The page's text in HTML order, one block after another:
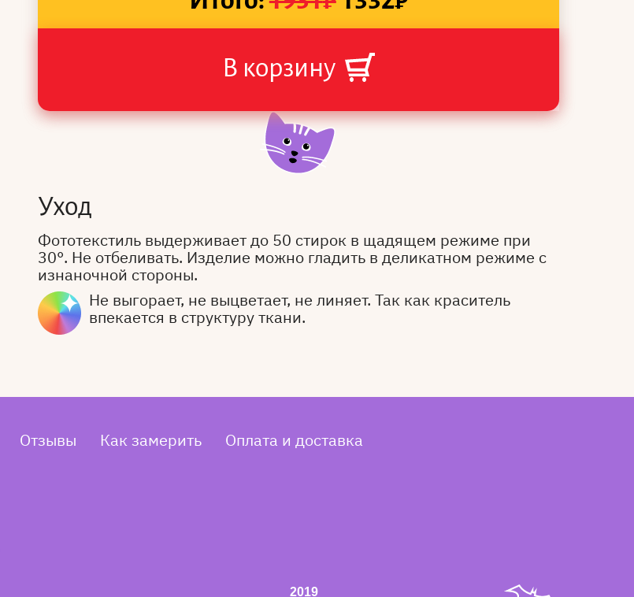
В корзину
Уход
Фототекстиль выдерживает до 50 стирок в щадящем режиме при
30°. Не отбеливать. Изделие можно гладить в деликатном режиме с
изнаночной стороны.
Не выгорает, не выцветает, не линяет. Так как краситель
впекается в структуру ткани.
Отзывы Как замерить
Оплата и доставка